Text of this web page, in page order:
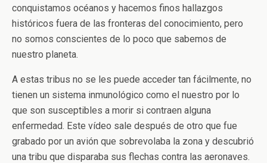
conquistamos océanos y hacemos finos hallazgos
históricos fuera de las fronteras del conocimiento, pero
no somos conscientes de lo poco que sabemos de
nuestro planeta.
A estas tribus no se les puede acceder tan fácilmente, no
tienen un sistema inmunológico como el nuestro por lo
que son susceptibles a morir si contraen alguna
enfermedad. Este vídeo sale después de otro que fue
grabado por un avión que sobrevolaba la zona y descubrió
una tribu que disparaba sus flechas contra las aeronaves.